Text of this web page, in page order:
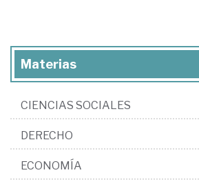
Materias
CIENCIAS SOCIALES
DERECHO
ECONOMÍA